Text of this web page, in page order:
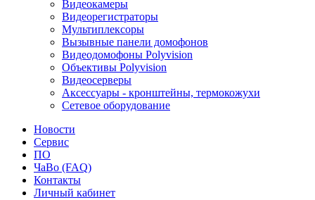
Видеокамеры
Видеорегистраторы
Мультиплексоры
Вызывные панели домофонов
Видеодомофоны Polyvision
Объективы Polyvision
Видеосерверы
Аксессуары - кронштейны, термокожухи
Сетевое оборудование
Новости
Сервис
ПО
ЧаВо (FAQ)
Контакты
Личный кабинет